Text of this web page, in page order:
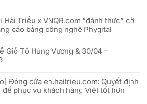
Hải Triều x VNQR.com “đánh thức” cờ
cáo bằng công nghệ Phygital
Giỗ Tổ Hùng Vương & 30/04 –
Đóng cửa en.haitrieu.com: Quyết định
phục vụ khách hàng Việt tốt hơn